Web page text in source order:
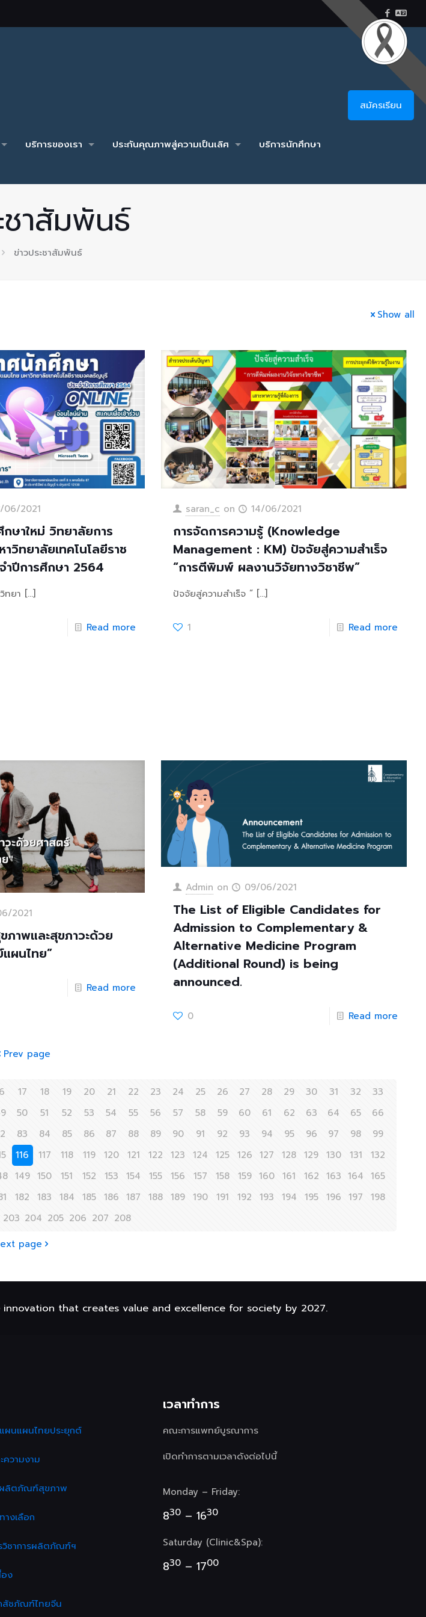
บริการของเรา ประกันคุณภาพสู่ความเป็นเลิศ บริการนักศึกษา
สมัครเรียน
ชาสัมพันธ์
ข่าวประชาสัมพันธ์
Show all
06/2021
ษาใหม่ วิทยาลัยการ
วิทยาลัยเทคโนโลยีราช
ปีการศึกษา 2564
ทยา […]
Read more
saran_c on 14/06/2021
การจัดการความรู้ (Knowledge
Management : KM) ปัจจัยสู่ความสำเร็จ
“การตีพิมพ์ ผลงานวิจัยทางวิชาชีพ”
ปัจจัยสู่ความสำเร็จ “[…]
1 Read more
2021
ภาพและสุขภาวะด้วย
ผนไทย”
Read more
Admin on 09/06/2021
The List of Eligible Candidates for
Admission to Complementary &
Alternative Medicine Program
(Additional Round) is being
announced.
0 Read more
Prev page
17 18 19 20 21 22 23 24 25 26 27 28 29 30 31 32
33
50 51 52 53 54 55 56 57 58 59 60 61 62 63 64 65
66
83 84 85 86 87 88 89 90 91 92 93 94 95 96 97 98
99
116 117 118 119 120 121 122 123 124 125 126 127 128 129 130 131
132
149 150 151 152 153 154 155 156 157 158 159 160 161 162 163 164 165
182 183 184 185 186 187 188 189 190 191 192 193 194 195 196 197
198
203 204 205 206 207 208
page
that creates value and excellence for society by 2027.
ผนแผนไทยประยุกต์
วามงาม
ลิตภัณฑ์สุขภาพ
งเลือก
วิชาการผลิตภัณฑ์ฯ
ง
สัชภัณฑ์ไทยจีน
เวลาทำการ
คณะการแพทย์บูรณาการ
เปิดทำการตามเวลาดังต่อไปนี้
Monday – Friday:
830– 1630
Saturday (Clinic&Spa):
830– 1700